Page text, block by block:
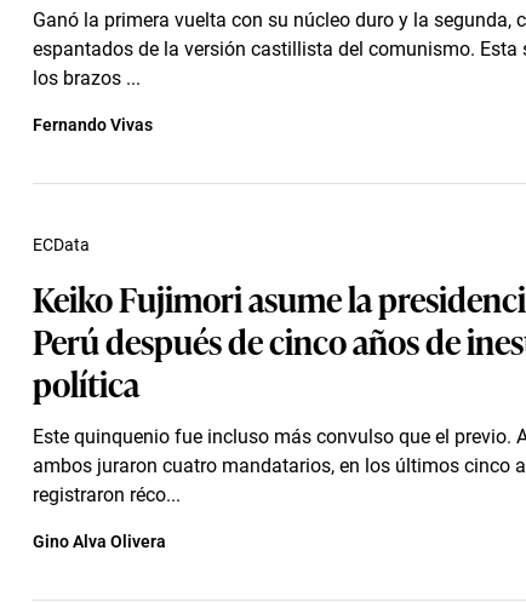
Ganó la primera vuelta con su núcleo duro y la segunda,
espantados de la versión castillista del comunismo. Esta
los brazos ...
Fernando Vivas
Keiko Fujimori asume la
Perú después de cinco años de
política
Este quinquenio fue incluso más convulso que el previo.
ambos juraron cuatro mandatarios, en los últimos cinco
registraron réco...
ECData
Gino Alva Olivera